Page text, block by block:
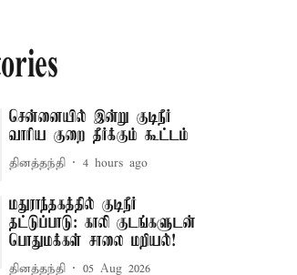
சென்னையில் இன்று குடிநீர்
வாரிய குறை தீர்க்கும் கூட்டம்
தினத்தந்தி 4 hours ago
மதுராந்தகத்தில் குடிநீர்
தட்டுப்பாடு: காலி குடங்களுடன்
பொதுமக்கள் சாலை மறியல்!
தினத்தந்தி 05 Aug 2026